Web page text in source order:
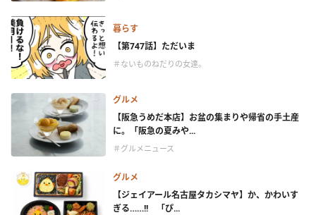
暮らす
【第747話】ただいま
＃ないものねだりの女達。
グルメ
【阪急うめだ本店】お盆の集まりや帰省の手土産
に。「阪急の夏みや...
＃グルメニュース
グルメ
【ジェイアール名古屋タカシマヤ】か、かわいす
ぎる……!! 「ぴ...